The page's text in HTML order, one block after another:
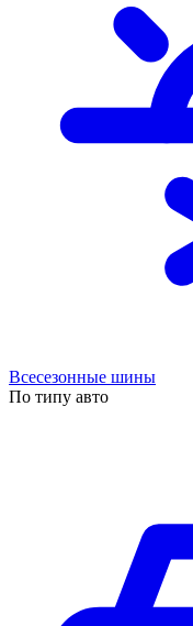
Всесезонные шины
По типу авто